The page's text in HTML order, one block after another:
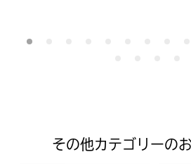
その他カテゴリーの